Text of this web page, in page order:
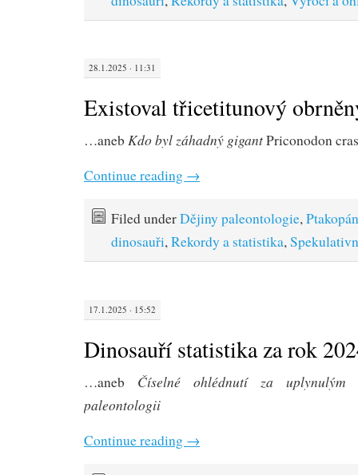
28.1.2025 · 11:31
Existoval třicetitunový
…aneb Kdo byl záhadný gigantPriconodon
Continue reading →
Filed underDějiny paleontologie,
dinosauři,Rekordy a statistika,
17.1.2025 · 15:52
Dinosauří statistika za rok
…aneb Číselné ohlédnutí za
paleontologii
Continue reading →